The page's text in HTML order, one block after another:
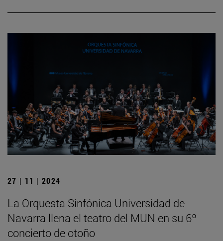
27 | 11 | 2024
La Orquesta Sinfónica Universidad de
Navarra llena el teatro del MUN en su 6º
concierto de otoño